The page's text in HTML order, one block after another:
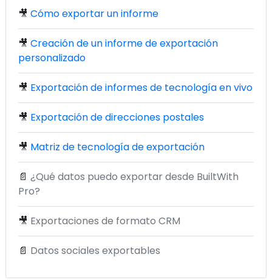
🎥 Cómo exportar un informe
🎥 Creación de un informe de exportación
personalizado
🎥 Exportación de informes de tecnología en vivo
🎥 Exportación de direcciones postales
🎥 Matriz de tecnología de exportación
📄 ¿Qué datos puedo exportar desde BuiltWith
Pro?
🎥 Exportaciones de formato CRM
📄 Datos sociales exportables